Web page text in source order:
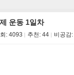
운동 1일차
: 4093 추천: 44 비공감: